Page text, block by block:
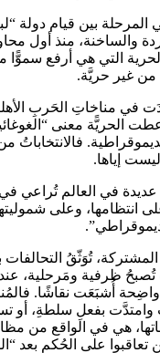
بين قيام دولة
والساخنة، منذ أول
الحرية التي هي أرفع
من غير حريَّة.
في مناخاتِ الحَربِ
الحريًّة معنى
فالانتخاباتُ
إياها.
عديدة في العالم تُراعي
انتظامها، وعلى
تُوَثّقُ
تُصبحُ ظرفية ومَرحلية،
أُشبَعَت نقاشًا.
وامتدَّت بفعلِ سلطةِ، أو
هي في الواقع من
تعاقبوا على الحُكمِ بعد